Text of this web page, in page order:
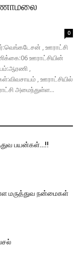
0
, ஊராட்சி
ஊராட்சியின்
,
, ஊராட்சியில்
அமைந்துள்ள...
பயன்கள்…!!
மருத்துவ நன்மைகள்